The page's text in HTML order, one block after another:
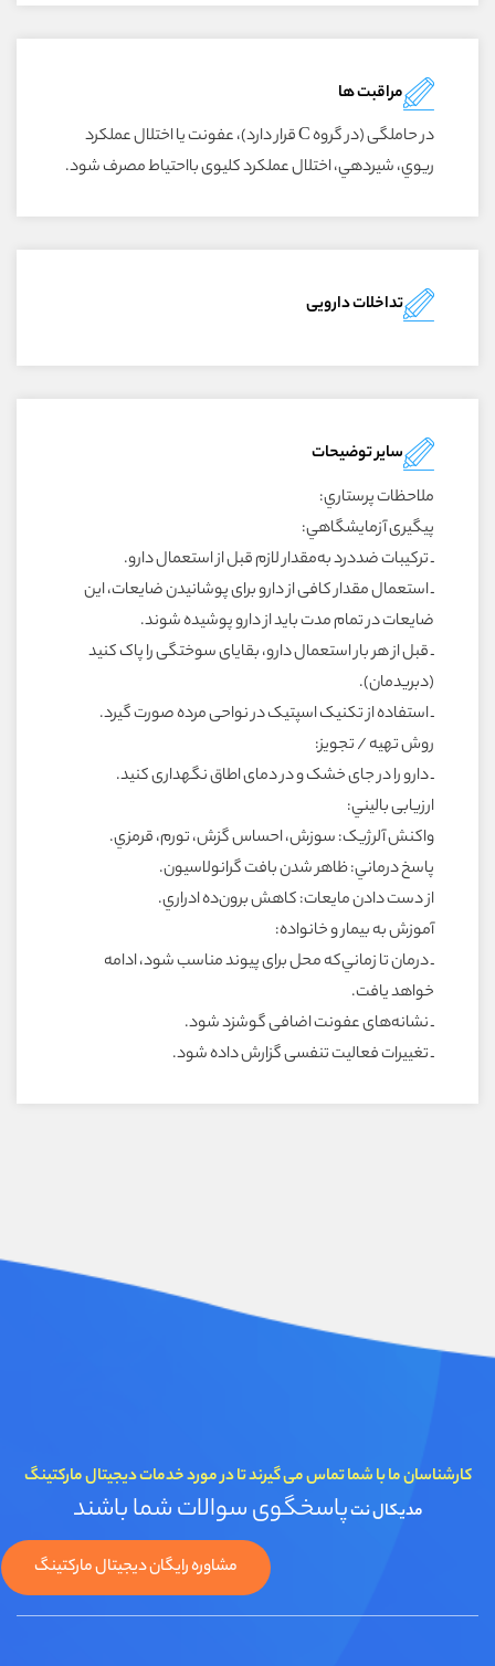
مراقبت ها
در حاملگى (در گروه C قرار دارد)، عفونت يا اختلال عملکرد
ريوي، شيردهي، اختلال عملکرد کليوى بااحتياط مصرف شود.
تداخلات دارویی
سایر توضیحات
ملاحظات پرستاري:
پيگيرى آزمايشگاهي:
ـ ترکيبات ضددرد به‌مقدار لازم قبل از استعمال دارو.
ـ استعمال مقدار کافى از دارو براى پوشانيدن ضايعات، اين
ضايعات در تمام مدت بايد از دارو پوشيده شوند.
ـ قبل از هر بار استعمال دارو، بقاياى سوختگى را پاک کنيد
(دبريدمان).
ـ استفاده از تکنيک اسپتيک در نواحى مرده صورت گيرد.
روش تهيه / تجويز:
ـ دارو را در جاى خشک و در دماى اطاق نگهدارى کنيد.
ارزيابى باليني:
واکنش آلرژيک: سوزش، احساس گزش، تورم، قرمزي.
پاسخ درماني: ظاهر شدن بافت گرانولاسيون.
از دست دادن مايعات: کاهش برون‌ده ادراري.
آموزش به بيمار و خانواده:
ـ درمان تا زماني‌که محل براى پيوند مناسب شود، ادامه
خواهد يافت.
ـ نشانه‌هاى عفونت اضافى گوشزد شود.
ـ تغييرات فعاليت تنفسى گزارش داده شود.
کارشناسان ما با شما تماس می گیرند تا در مورد خدمات دیجیتال مارکتینگ
مدیکال نتپاسخگوی سوالات شما باشند
مشاوره رایگان دیجیتال مارکتینگ